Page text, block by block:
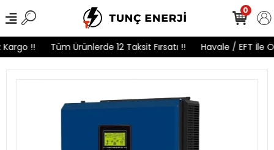
!! Tüm Ürünlerde 12 Taksit Fırsatı !! Havale / EFT İle
0